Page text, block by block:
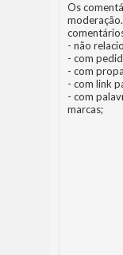
Os
- não
- com
- com
- com link
- com
marcas;